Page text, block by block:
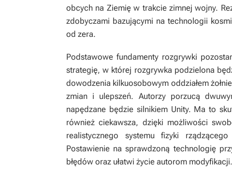
obcych na Ziemię w trakcie zimnej wojny.
zdobyczami bazującymi na technologii
od zera.
Podstawowe fundamenty rozgrywki
strategię, w której rozgrywka podzielona
dowodzenia kilkuosobowym oddziałem
zmian i ulepszeń. Autorzy porzucą
napędzane będzie silnikiem Unity. Ma to
również ciekawsza, dzięki możliwości
realistycznego systemu fizyki
Postawienie na sprawdzoną technologię
błędów oraz ułatwi życie autorom modyfikacji.